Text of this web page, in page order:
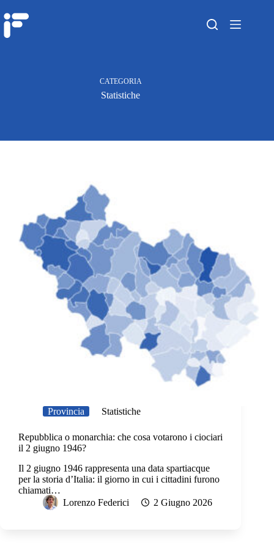
CATEGORIA
Statistiche
Provincia Statistiche
Repubblica o monarchia: che cosa votarono i ciociari
il 2 giugno 1946?
Il 2 giugno 1946 rappresenta una data spartiacque
per la storia d’Italia: il giorno in cui i cittadini furono
chiamati…
Lorenzo Federici
2 Giugno 2026